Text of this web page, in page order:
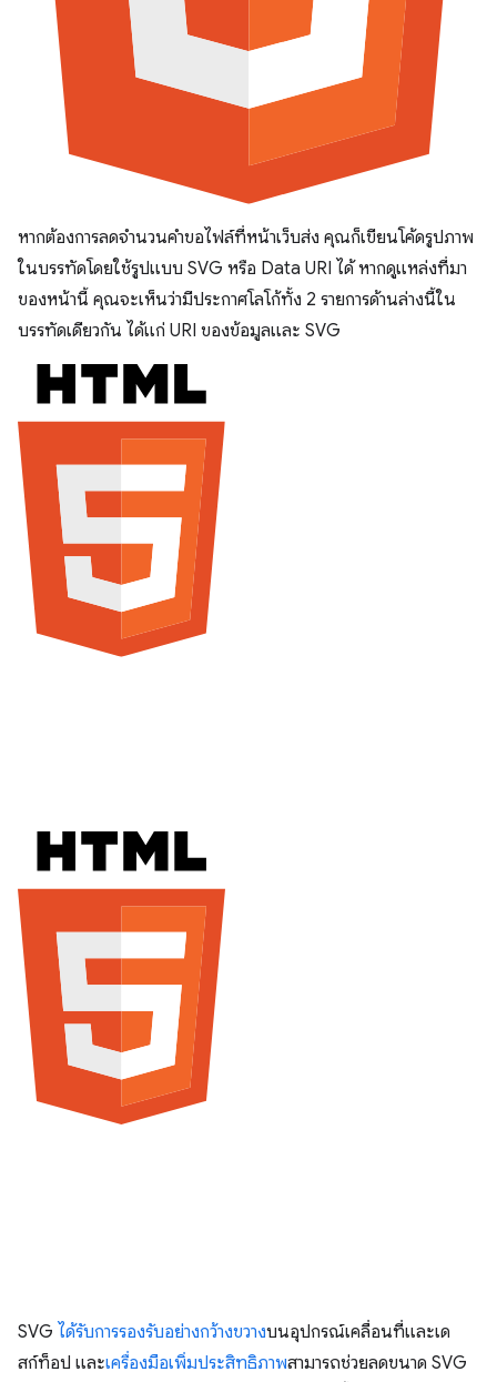
หากต้องการลดจํานวนคําขอไฟล์ที่หน้าเว็บส่ง คุณก็เขียนโค้ดรูปภาพ
ในบรรทัดโดยใช้รูปแบบ SVG หรือ Data URI ได้ หากดูแหล่งที่มา
ของหน้านี้ คุณจะเห็นว่ามีประกาศโลโก้ทั้ง 2 รายการด้านล่างนี้ใน
บรรทัดเดียวกัน ได้แก่ URI ของข้อมูลและ SVG
SVG ได้รับการรองรับอย่างกว้างขวางบนอุปกรณ์เคลื่อนที่และเด
สก์ท็อป และเครื่องมือเพิ่มประสิทธิภาพสามารถช่วยลดขนาด SVG